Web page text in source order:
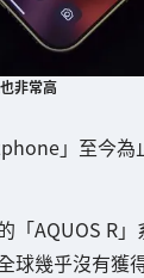
非常高
」至今為
「AQUOS R
球幾乎沒有獲